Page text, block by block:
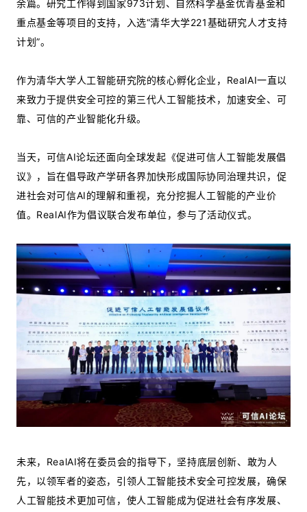
余篇。研究工作得到国家973计划、自然科学基金优青基金和
重点基金等项目的支持，入选“清华大学221基础研究人才支持
计划”。
作为清华大学人工智能研究院的核心孵化企业，RealAI一直以
来致力于提供安全可控的第三代人工智能技术，加速安全、可
靠、可信的产业智能化升级。
当天，可信AI论坛还面向全球发起《促进可信人工智能发展倡
议》，旨在倡导政产学研各界加快形成国际协同治理共识，促
进社会对可信AI的理解和重视，充分挖掘人工智能的产业价
值。RealAI作为倡议联合发布单位，参与了活动仪式。
未来，RealAI将在委员会的指导下，坚持底层创新、敢为人
先，以领军者的姿态，引领人工智能技术安全可控发展，确保
人工智能技术更加可信，使人工智能成为促进社会有序发展、